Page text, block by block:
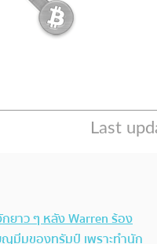
ยาว ๆ หลัง Warren ร้อง
ญมีมของทรัมป์ เพราะทำนัก